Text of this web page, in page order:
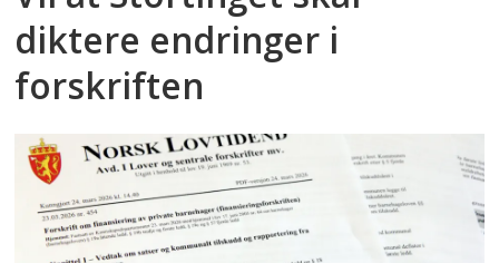
diktere endringer i
forskriften